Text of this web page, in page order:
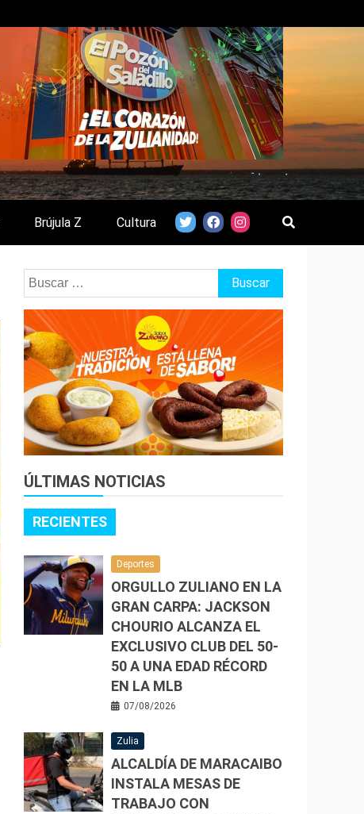
Brújula Z Cultura
Buscar:
ÚLTIMAS NOTICIAS
RECIENTES
Deportes
ORGULLO ZULIANO EN LA
GRAN CARPA: JACKSON
CHOURIO ALCANZA EL
EXCLUSIVO CLUB DEL 50-
50 A UNA EDAD RÉCORD
EN LA MLB
07/08/2026
Zulia
ALCALDÍA DE MARACAIBO
INSTALA MESAS DE
TRABAJO CON